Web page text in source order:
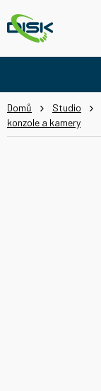
na
obsah
Domů Studio
konzole a kamery